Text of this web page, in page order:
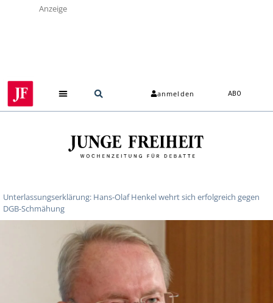
Anzeige
anmelden ABO
Unterlassungserklärung: Hans-Olaf Henkel wehrt sich erfolgreich gegen
DGB-Schmähung